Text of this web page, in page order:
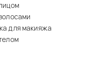
для макияжа